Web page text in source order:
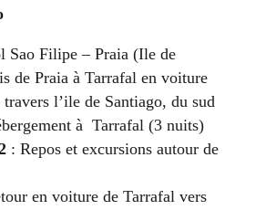
Sao Filipe – Praia (Ile de
de Praia à Tarrafal en voiture
l’ile de Santiago, du sud
à Tarrafal (3 nuits)
: Repos et excursions autour de
en voiture de Tarrafal vers